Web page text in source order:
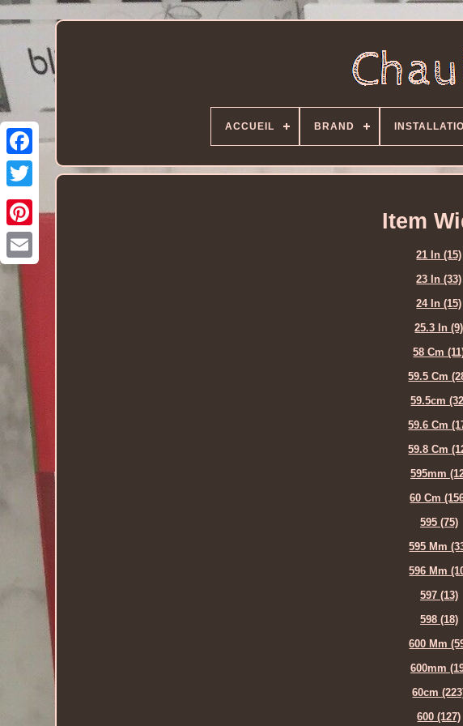
ACCUEIL BRAND
Item
21 In (15)
23 In (33)
24 In (15)
25.3 In (9)
58 Cm
59.5 Cm
59.5cm
59.6 Cm
59.8 Cm
595mm
60 Cm
595 (75)
595 Mm
596 Mm
597 (13)
598 (18)
600 Mm
600mm
60cm
600 (127)